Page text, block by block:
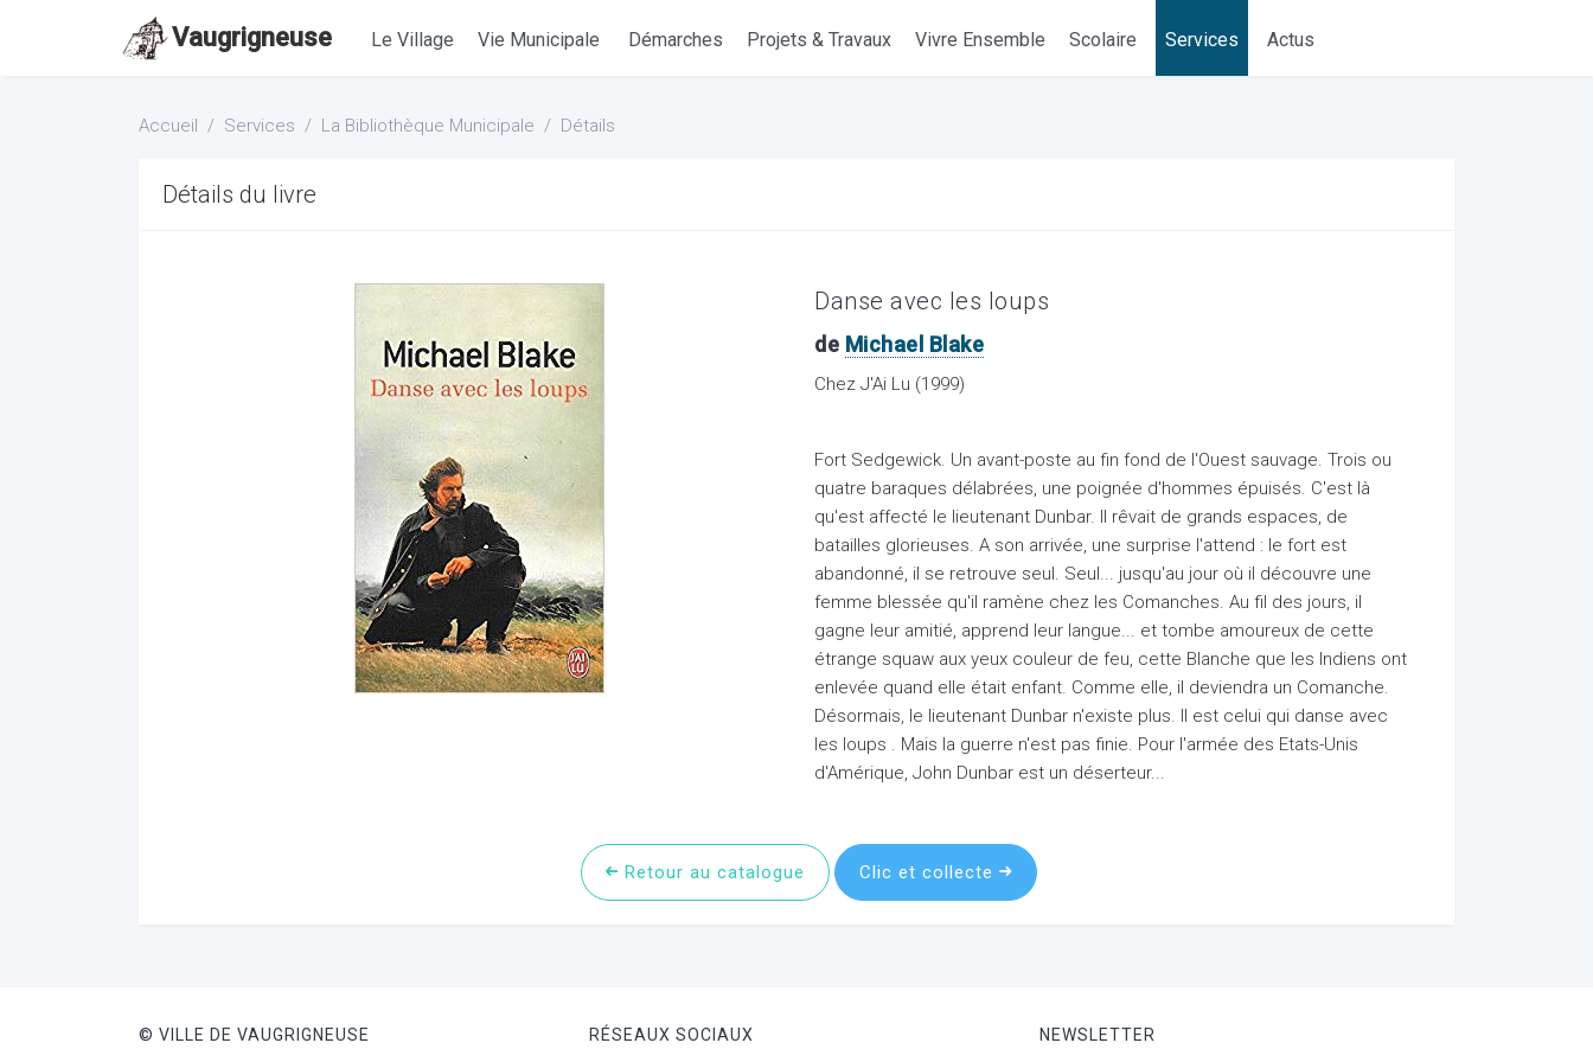
Vaugrigneuse Le Village Vie Municipale Démarches Projets & Travaux Vivre Ensemble Scolaire Services Actus
Accueil Services La Bibliothèque Municipale Détails
Détails du livre
Danse avec les loups
de Michael Blake
Chez J'Ai Lu (1999)
Fort Sedgewick. Un avant-poste au fin fond de l'Ouest sauvage. Trois ou
quatre baraques délabrées, une poignée d'hommes épuisés. C'est là
qu'est affecté le lieutenant Dunbar. Il rêvait de grands espaces, de
batailles glorieuses. A son arrivée, une surprise l'attend : le fort est
abandonné, il se retrouve seul. Seul... jusqu'au jour où il découvre une
femme blessée qu'il ramène chez les Comanches. Au fil des jours, il
gagne leur amitié, apprend leur langue... et tombe amoureux de cette
étrange squaw aux yeux couleur de feu, cette Blanche que les Indiens ont
enlevée quand elle était enfant. Comme elle, il deviendra un Comanche.
Désormais, le lieutenant Dunbar n'existe plus. Il est celui qui danse avec
les loups . Mais la guerre n'est pas finie. Pour l'armée des Etats-Unis
d'Amérique, John Dunbar est un déserteur...
Retour au catalogue Clic et collecte
© VILLE DE VAUGRIGNEUSE RÉSEAUX SOCIAUX NEWSLETTER